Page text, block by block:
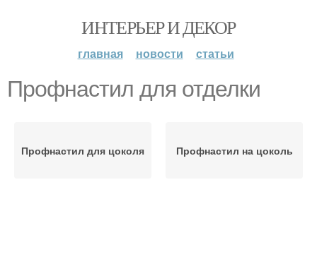
ИНТЕРЬЕР И ДЕКОР
главная новости статьи
Профнастил для отделки
Профнастил для цоколя Профнастил на цоколь